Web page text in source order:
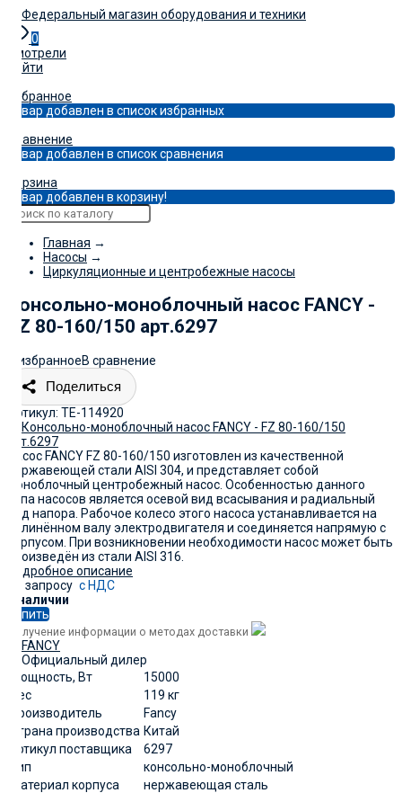
0
Смотрели
Войти
Избранное
Товар добавлен в список избранных
Сравнение
Товар добавлен в список сравнения
Корзина
Товар добавлен в корзину!
Главная →
Насосы →
Циркуляционные и центробежные насосы
Консольно-моноблочный насос FANCY -
FZ 80-160/150 арт.6297
В избранноеВ сравнение
Поделиться
Артикул: TE-114920
Насос FANCY FZ 80-160/150 изготовлен из качественной
нержавеющей стали AISI 304, и представляет собой
моноблочный центробежный насос. Особенностью данного
типа насосов является осевой вид всасывания и радиальный
вид напора. Рабочoe колесо этого насоса устанавливается на
удлинённом валу электродвигaтеля и соединяется напрямую с
корпусoм. При возникновении необходимости насос может быть
произведён из стали AISI 316.
Подробное описание
По запросу с НДС
В наличии
Купить
Получение информации о методах доставки
Мощность, Вт
15000
Вес
119 кг
Производитель
Fancy
Страна производства Китай
артикул поставщика
6297
Тип
консольно-моноблочный
Материал корпуса
нержавеющая сталь